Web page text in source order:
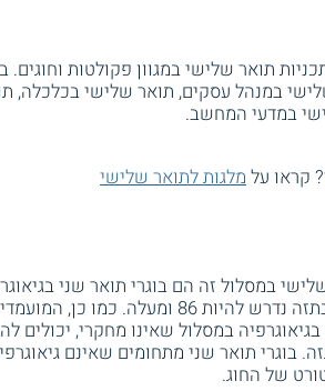
תואר שלישי במגוון פקולטות וחוגים.
במנהל עסקים, תואר שלישי בכלכלה,
במדעי המחשב.
קראו עלמלגות לתואר שלישי
במסלול זה הם בוגרי תואר שני
בממוצע ציונים 87 לפחות. הציון בתזה נדרש
במסלול שאינו מחקרי, יכולים
בוגרי תואר שני מתחומים שאינם
של החוג.